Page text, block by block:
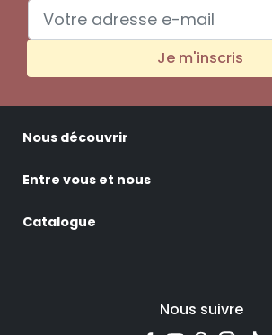
Je m'inscris
Nous découvrir
Entre vous et nous
Catalogue
Nous suivre